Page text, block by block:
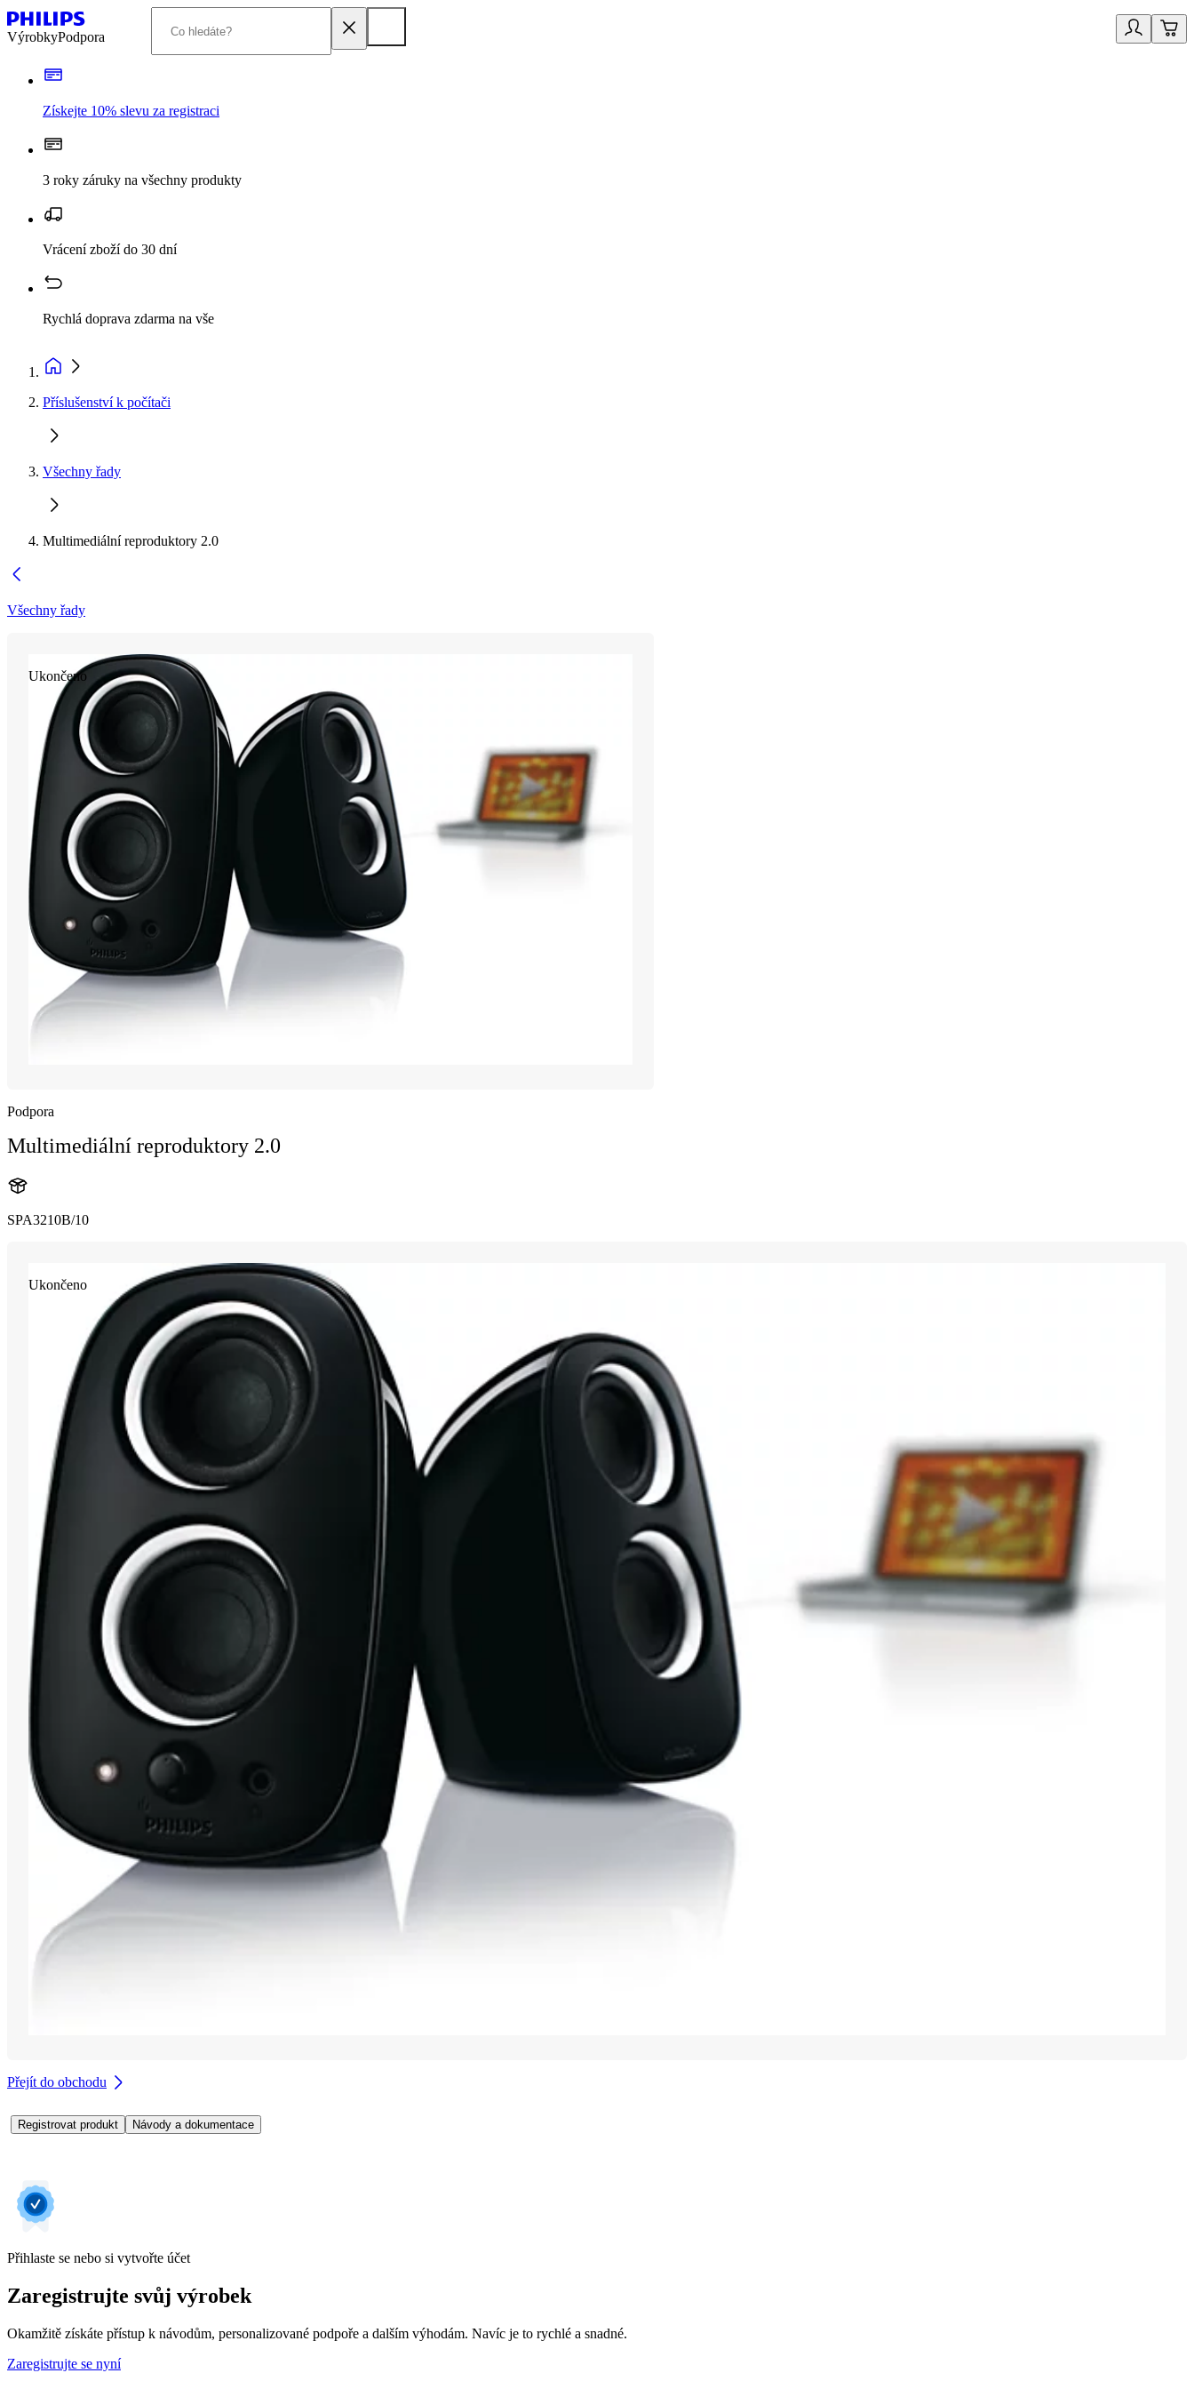
VýrobkyPodpora
Získejte 10% slevu za registraci
3 roky záruky na všechny produkty
Vrácení zboží do 30 dní
Rychlá doprava zdarma na vše
Příslušenství k počítači
Všechny řady
Multimediální reproduktory 2.0
Všechny řady
Ukončeno
Podpora
Multimediální reproduktory 2.0
SPA3210B/10
Ukončeno
Přejít do obchodu
Registrovat produkt Návody a dokumentace
Přihlaste se nebo si vytvořte účet
Zaregistrujte svůj výrobek
Okamžitě získáte přístup k návodům, personalizované podpoře a dalším výhodám. Navíc je to rychlé a snadné.
Zaregistrujte se nyní